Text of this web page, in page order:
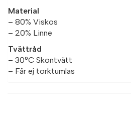
Material
– 80% Viskos
– 20% Linne
Tvättråd
– 30°C Skontvätt
– Får ej torktumlas